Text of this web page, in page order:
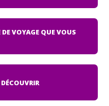
VOYAGE QUE VOUS